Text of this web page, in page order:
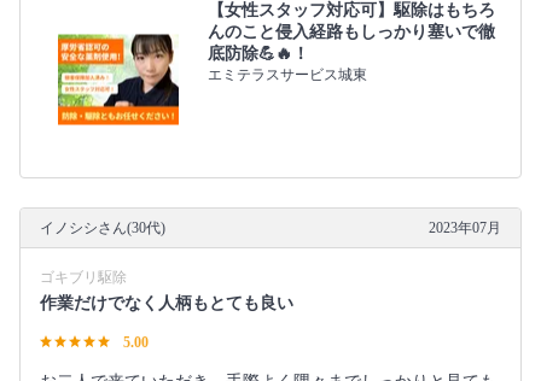
【女性スタッフ対応可】駆除はもちろ
んのこと侵入経路もしっかり塞いで徹
底防除💪🔥！
エミテラスサービス城東
イノシシさん(30代) 2023年07月
ゴキブリ駆除
作業だけでなく人柄もとても良い
5.00